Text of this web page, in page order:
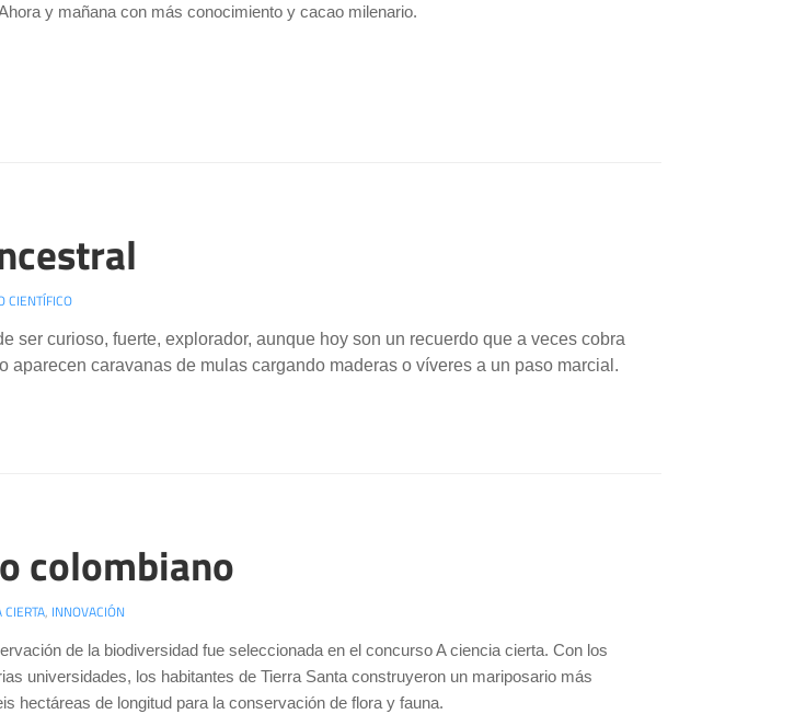
y mañana con más conocimiento y cacao milenario.
CIENTÍFICO
ser curioso, fuerte, explorador, aunque hoy son un recuerdo que a veces cobra
aparecen caravanas de mulas cargando maderas o víveres a un paso marcial.
colombiano
, INNOVACIÓN
de la biodiversidad fue seleccionada en el concurso A ciencia cierta. Con los
universidades, los habitantes de Tierra Santa construyeron un mariposario más
hectáreas de longitud para la conservación de flora y fauna.